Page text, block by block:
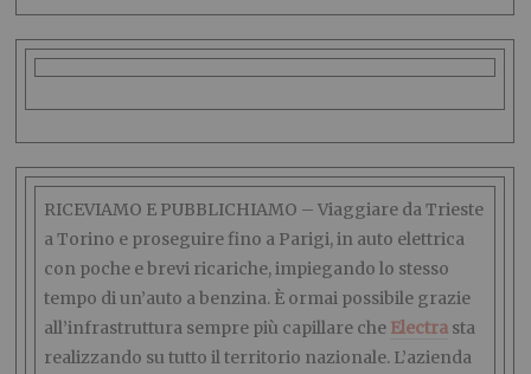
RICEVIAMO E PUBBLICHIAMO – Viaggiare da Trieste
a Torino e proseguire fino a Parigi, in auto elettrica
con poche e brevi ricariche, impiegando lo stesso
tempo di un’auto a benzina. È ormai possibile grazie
all’infrastruttura sempre più capillare che Electra sta
realizzando su tutto il territorio nazionale. L’azienda